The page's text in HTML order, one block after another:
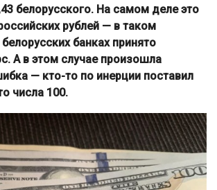
белорусского. На самом деле это
рублей — в таком
банках принято
А в этом случае произошла
— кто-то по инерции поставил
числа 100.